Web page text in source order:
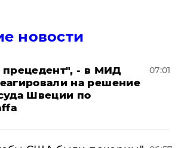
новости
- в МИД
на решение
Швеции по
07:01